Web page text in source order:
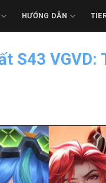
HƯỚNG DẪN
S43 VGVD: